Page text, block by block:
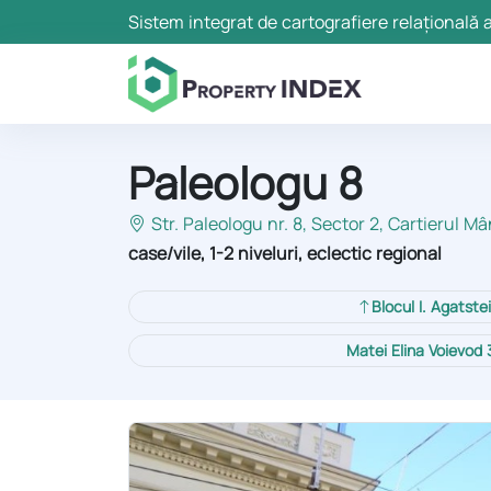
Sistem integrat de cartografiere relațională
Paleologu 8
Str. Paleologu nr. 8, Sector 2, Cartierul
case/vile, 1-2 niveluri, eclectic regional
Blocul I.
Matei Elina Voievod